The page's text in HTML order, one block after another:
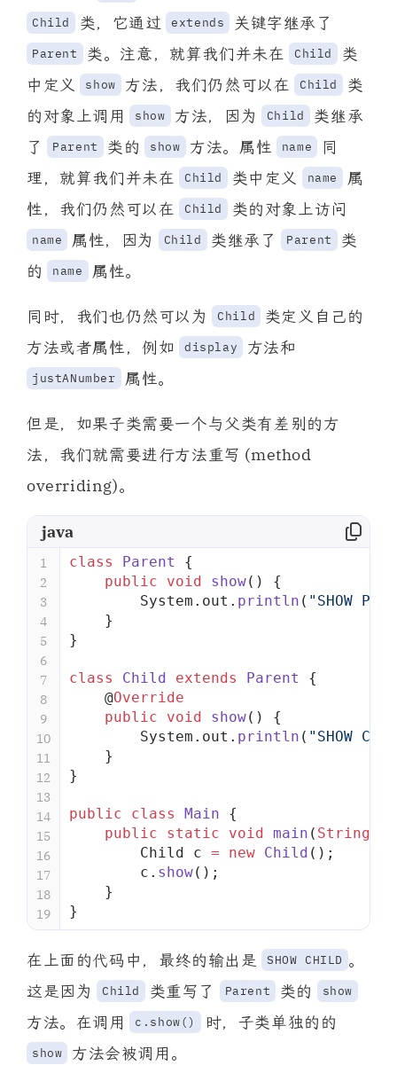
Child 类，它通过 extends 关键字继承了
Parent 类。注意，就算我们并未在 Child
类
中定义
show 方法，我们仍然可以在 Child
类
的对象上调用
show 方法，因为 Child
类继承
了
Parent 类的 show 方法。属性 name
同
理，就算我们并未在
Child 类中定义 name
属
性，我们仍然可以在
Child 类的对象上访问
name 属性，因为 Child 类继承了 Parent
类
的
name 属性。
同时，我们也仍然可以为 Child
类定义自己的
方法或者属性，例如
display 方法和
justANumber 属性。
但是，如果子类需要一个与父类有差别的方
法，我们就需要进行方法重写 (method
overriding)。
java
class Parent
{
    public
void show() {
        System.out.
println ( "SHOW
    }
}
class Child extends Parent
{
    @
Override
    public
void show() {
        System.out.
println ( "SHOW
    }
}
public class Main {
    public
static void main ( String
        Child c
= new Child ();
        c.
show();
    }
}
1
2
3
4
5
6
7
8
9
10
11
12
13
14
15
16
17
18
19
在上面的代码中，最终的输出是 SHOW CHILD 。
这是因为
Child 类重写了 Parent 类的 show
方法。在调用 c.show() 时，子类单独的的
show 方法会被调用。